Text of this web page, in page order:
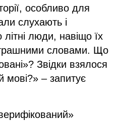
особливо для
слухають і
люди, навіщо їх
словами. Що
Звідки взялося
мові?» – запитує